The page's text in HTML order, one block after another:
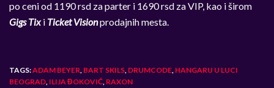
po ceni od 1190 rsd za parter i 1690 rsd za VIP, kao i širom
Gigs Tixi Ticket Visionprodajnih mesta.
TAGS:ADAM BEYER BART SKILS DRUMCODE HANGARU U LUCI
BEOGRAD ILIJA ĐOKOVIĆ RAXON